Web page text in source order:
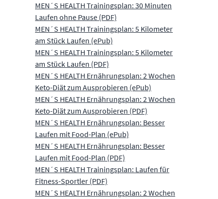
MEN´S HEALTH Trainingsplan: 30 Minuten
Laufen ohne Pause (PDF)
MEN´S HEALTH Trainingsplan: 5 Kilometer
am Stück Laufen (ePub)
MEN´S HEALTH Trainingsplan: 5 Kilometer
am Stück Laufen (PDF)
MEN´S HEALTH Ernährungsplan: 2 Wochen
Keto-Diät zum Ausprobieren (ePub)
MEN´S HEALTH Ernährungsplan: 2 Wochen
Keto-Diät zum Ausprobieren (PDF)
MEN´S HEALTH Ernährungsplan: Besser
Laufen mit Food-Plan (ePub)
MEN´S HEALTH Ernährungsplan: Besser
Laufen mit Food-Plan (PDF)
MEN´S HEALTH Trainingsplan: Laufen für
Fitness-Sportler (PDF)
MEN´S HEALTH Ernährungsplan: 2 Wochen